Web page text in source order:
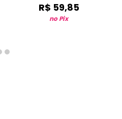
R$ 59,85
no Pix